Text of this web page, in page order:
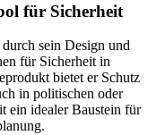
für Sicherheit
sein Design und
für Sicherheit in
bietet er Schutz
in politischen oder
ein idealer Baustein für